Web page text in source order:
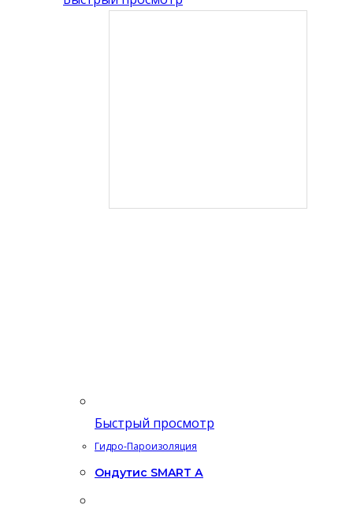
Быстрый просмотр
Гидро-Пароизоляция
Ондутис SMART А